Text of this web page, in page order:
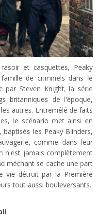
et casquettes, Peaky
de criminels dans le
par Steven Knight, la série
britanniques de l'époque,
autres. Entremêlé de faits
le scénario met ainsi en
les Peaky Blinders,
comme dans leur
n'est jamais complètement
méchant se cache une part
vie détruit par la Première
tout aussi bouleversants.